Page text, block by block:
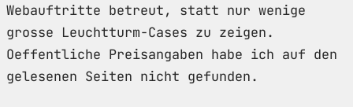
Webauftritte betreut, statt nur wenige
grosse Leuchtturm-Cases zu zeigen.
Oeffentliche Preisangaben habe ich auf den
gelesenen Seiten nicht gefunden.